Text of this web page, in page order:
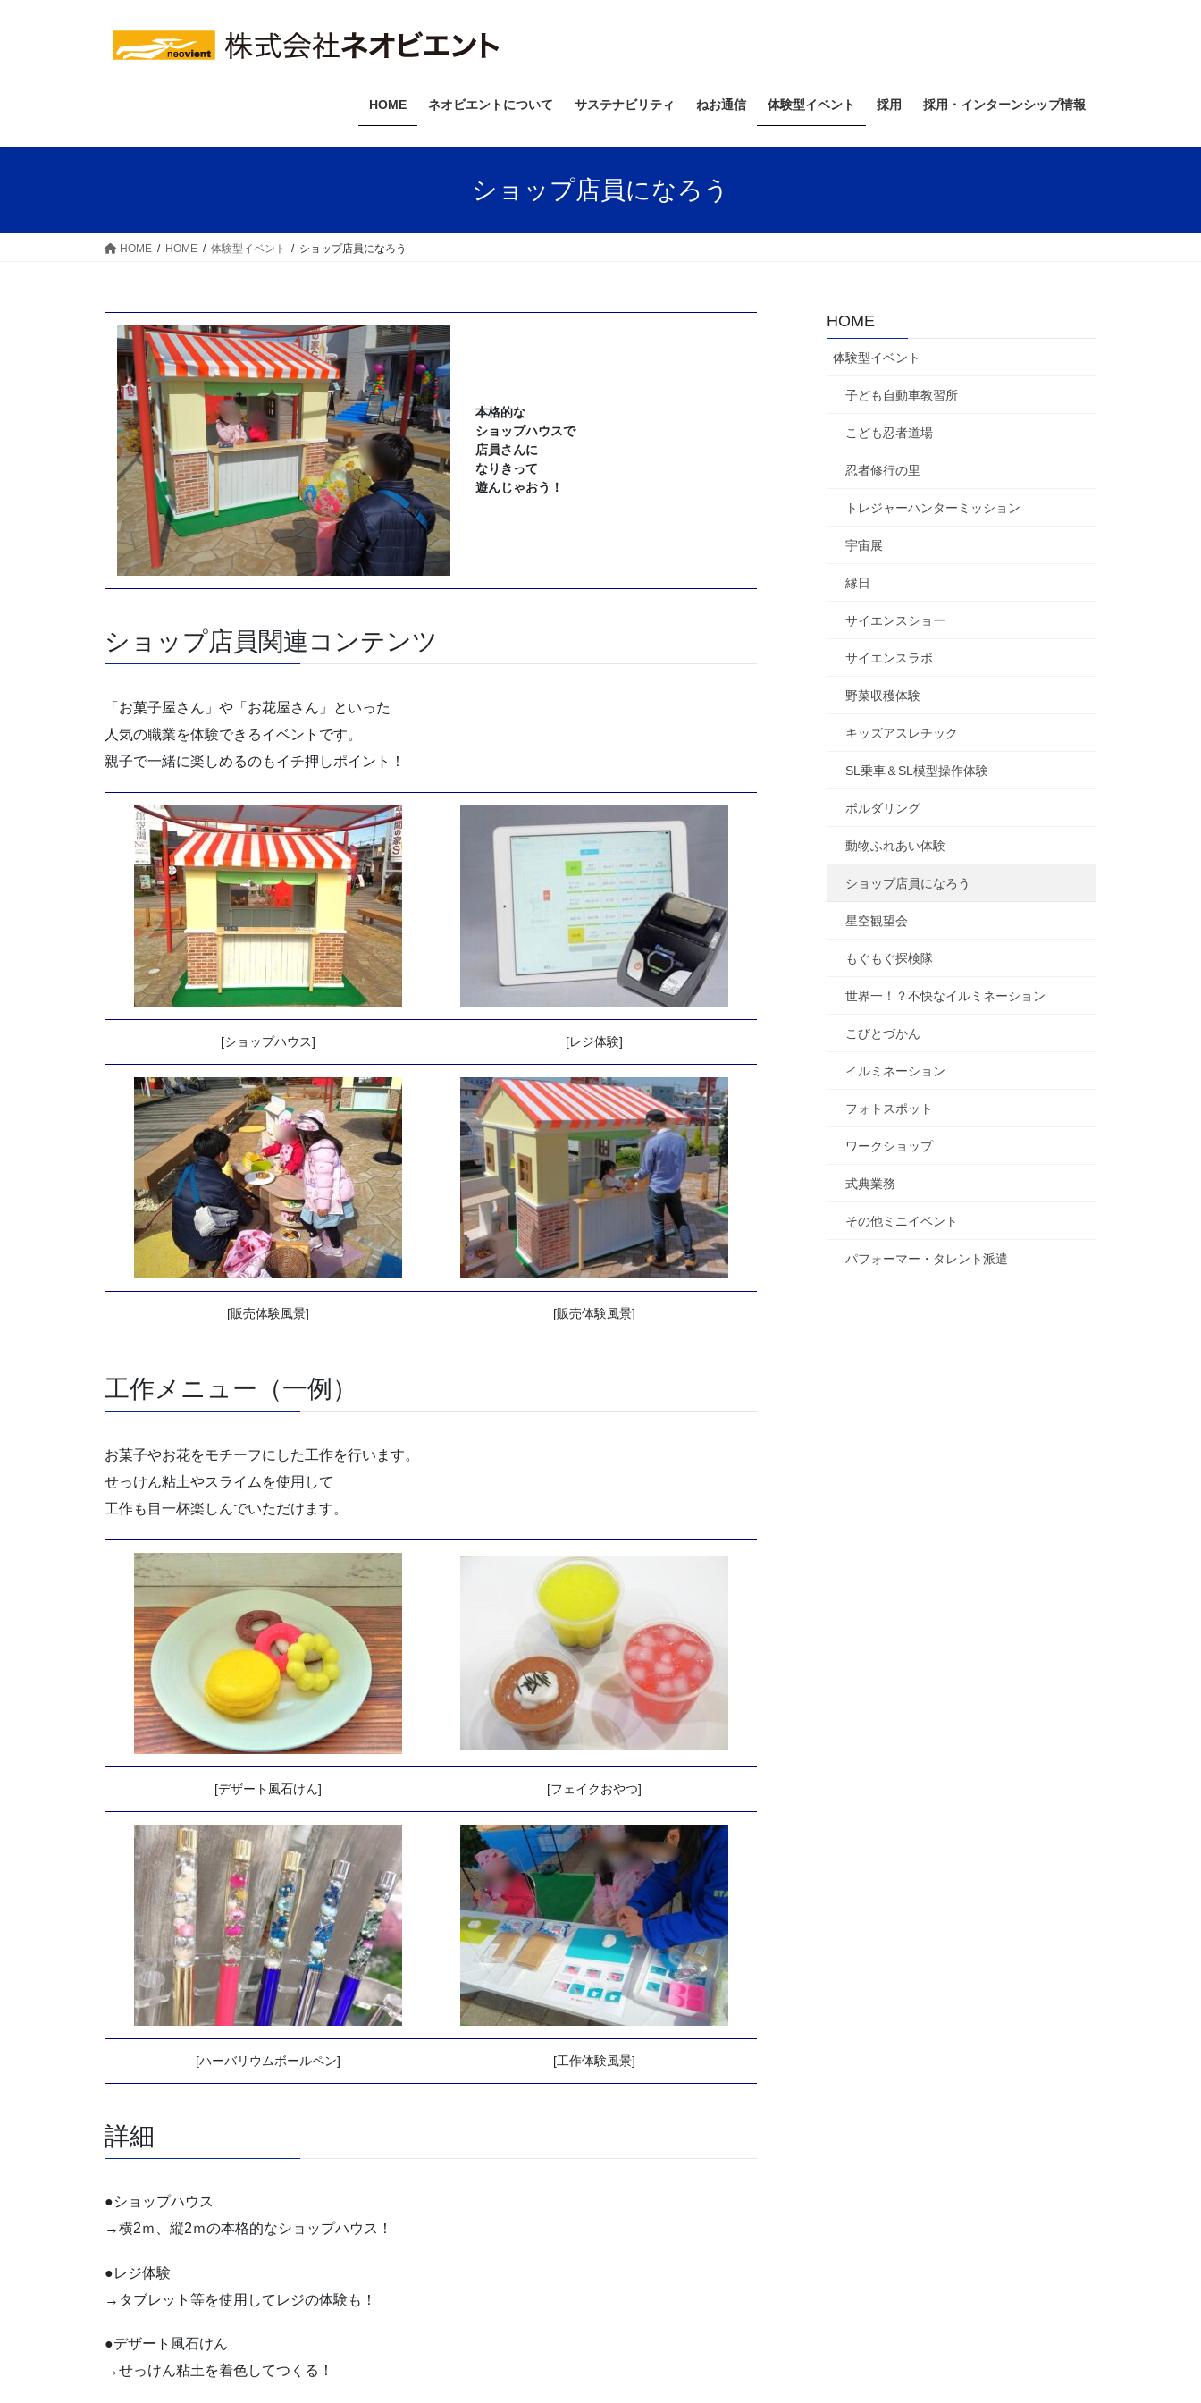
HOME ネオビエントについて サステナビリティ ねお通信 体験型イベント 採用 採用・インターンシップ情報
ショップ店員になろう
HOME HOME 体験型イベント ショップ店員になろう
本格的な
ショップハウスで
店員さんに
なりきって
遊んじゃおう！
ショップ店員関連コンテンツ
「お菓子屋さん」や「お花屋さん」といった
人気の職業を体験できるイベントです。
親子で一緒に楽しめるのもイチ押しポイント！
[ショップハウス] [レジ体験]
[販売体験風景] [販売体験風景]
工作メニュー（一例）
お菓子やお花をモチーフにした工作を行います。
せっけん粘土やスライムを使用して
工作も目一杯楽しんでいただけます。
[デザート風石けん] [フェイクおやつ]
[ハーバリウムボールペン] [工作体験風景]
詳細
●ショップハウス
→横2ｍ、縦2ｍの本格的なショップハウス！
●レジ体験
→タブレット等を使用してレジの体験も！
●デザート風石けん
→せっけん粘土を着色してつくる！
HOME
体験型イベント
子ども自動車教習所
こども忍者道場
忍者修行の里
トレジャーハンターミッション
宇宙展
縁日
サイエンスショー
サイエンスラボ
野菜収穫体験
キッズアスレチック
SL乗車＆SL模型操作体験
ボルダリング
動物ふれあい体験
ショップ店員になろう
星空観望会
もぐもぐ探検隊
世界一！？不快なイルミネーション
こびとづかん
イルミネーション
フォトスポット
ワークショップ
式典業務
その他ミニイベント
パフォーマー・タレント派遣